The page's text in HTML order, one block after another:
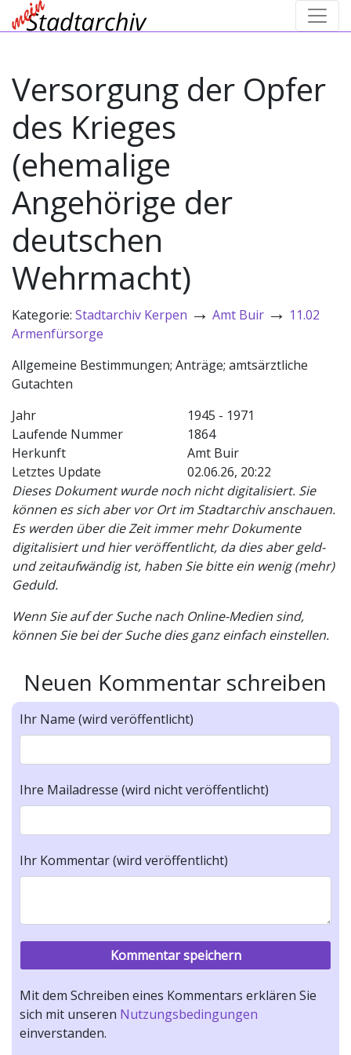
Versorgung der Opfer
des Krieges
(ehemalige
Angehörige der
deutschen
Wehrmacht)
Kategorie: Stadtarchiv Kerpen → Amt Buir → 11.02
Armenfürsorge
Allgemeine Bestimmungen; Anträge; amtsärztliche
Gutachten
Jahr
1945 - 1971
Laufende Nummer
1864
Herkunft
Amt Buir
Letztes Update
02.06.26, 20:22
Dieses Dokument wurde noch nicht digitalisiert. Sie
können es sich aber vor Ort im Stadtarchiv anschauen.
Es werden über die Zeit immer mehr Dokumente
digitalisiert und hier veröffentlicht, da dies aber geld-
und zeitaufwändig ist, haben Sie bitte ein wenig (mehr)
Geduld.
Wenn Sie auf der Suche nach Online-Medien sind,
können Sie bei der Suche dies ganz einfach einstellen.
Neuen Kommentar schreiben
Ihr Name (wird veröffentlicht)
Ihre Mailadresse (wird nicht veröffentlicht)
Ihr Kommentar (wird veröffentlicht)
Mit dem Schreiben eines Kommentars erklären Sie
sich mit unseren Nutzungsbedingungen
einverstanden.